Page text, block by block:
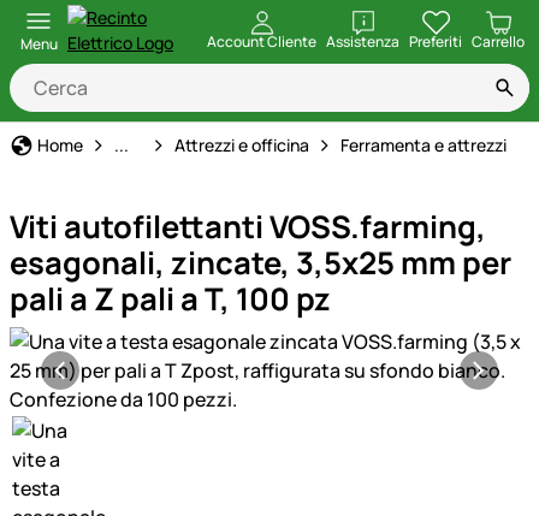
Menu Account Cliente Assistenza
apri Preferiti Carrello
Home Casa, Giardino e Fattoria
... Attrezzi e officina Ferramenta e attrezzi
Viti autofilettanti VOSS.farming,
esagonali, zincate, 3,5x25 mm per
pali a Z pali a T, 100 pz
Galleria prodotti